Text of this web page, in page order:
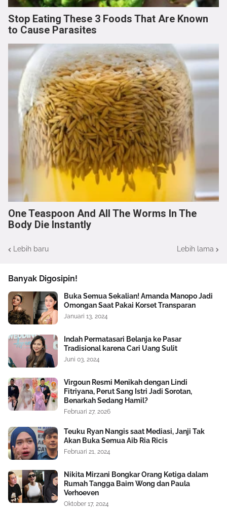
Stop Eating These 3 Foods That Are Known
to Cause Parasites
One Teaspoon And All The Worms In The
Body Die Instantly
Lebih baru Lebih lama
Banyak Digosipin!
Buka Semua Sekalian! Amanda Manopo Jadi
Omongan Saat Pakai Korset Transparan
Januari 13, 2024
Indah Permatasari Belanja ke Pasar
Tradisional karena Cari Uang Sulit
Juni 03, 2024
Virgoun Resmi Menikah dengan Lindi
Fitriyana, Perut Sang Istri Jadi Sorotan,
Benarkah Sedang Hamil?
Februari 27, 2026
Teuku Ryan Nangis saat Mediasi, Janji Tak
Akan Buka Semua Aib Ria Ricis
Februari 21, 2024
Nikita Mirzani Bongkar Orang Ketiga dalam
Rumah Tangga Baim Wong dan Paula
Verhoeven
Oktober 17, 2024